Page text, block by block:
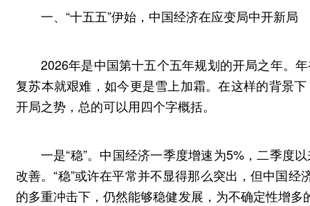
一、“十五五”伊始，中国经济在应变局中开新局
2026年是中国第十五个五年规划的开局之年。
复苏本就艰难，如今更是雪上加霜。在这样的背景
开局之势，总的可以用四个字概括。
一是“稳”。中国经济一季度增速为5%，二季度
改善。“稳”或许在平常并不显得那么突出，但中国
的多重冲击下，仍然能够稳健发展，为不确定性增